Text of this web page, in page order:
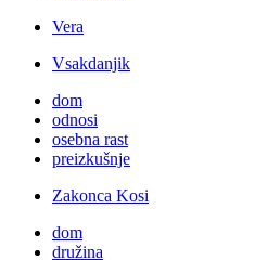
Vera
Vsakdanjik
dom
odnosi
osebna rast
preizkušnje
Zakonca Kosi
dom
družina